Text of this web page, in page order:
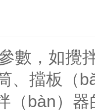
數，如攪
、擋板（
（bàn）